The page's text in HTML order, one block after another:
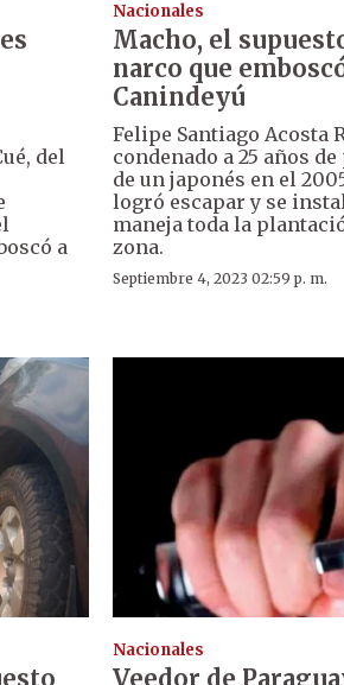
del
a
Nacionales
Macho, el
narco que
Canindeyú
Felipe Santiago Acosta
condenado a 25 años
de un japonés en el
logró escapar y se
maneja toda la
zona.
Septiembre 4, 2023 02:59 p. m.
Nacionales
Veedor de